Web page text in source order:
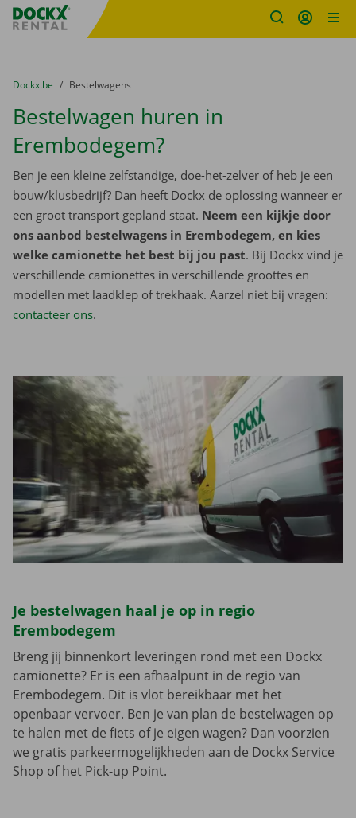
Fratello DEMO
U bevindt zich hier:
van
Dockx.be naar
Bestelwagens
Bestelwagen huren in
Erembodegem?
Ben je een kleine zelfstandige, doe-het-zelver of heb je een
bouw/klusbedrijf? Dan heeft Dockx de oplossing wanneer er
een groot transport gepland staat. Neem een kijkje door
ons aanbod bestelwagens in Erembodegem, en kies
welke camionette het best bij jou past. Bij Dockx vind je
verschillende camionettes in verschillende groottes en
modellen met laadklep of trekhaak. Aarzel niet bij vragen:
contacteer ons.
Je bestelwagen haal je op in regio
Erembodegem
Breng jij binnenkort leveringen rond met een Dockx
camionette? Er is een afhaalpunt in de regio van
Erembodegem. Dit is vlot bereikbaar met het
openbaar vervoer. Ben je van plan de bestelwagen op
te halen met de fiets of je eigen wagen? Dan voorzien
we gratis parkeermogelijkheden aan de Dockx Service
Shop of het Pick-up Point.